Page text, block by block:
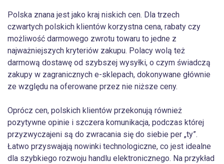
Polska znana jest jako kraj niskich cen. Dla trzech
czwartych polskich klientów korzystna cena, rabaty czy
możliwość darmowego zwrotu towaru to jedne z
najważniejszych kryteriów zakupu. Polacy wolą też
darmową dostawę od szybszej wysyłki, o czym świadczą
zakupy w zagranicznych e-sklepach, dokonywane głównie
ze względu na oferowane przez nie niższe ceny.
Oprócz cen, polskich klientów przekonują również
pozytywne opinie i szczera komunikacja, podczas której
przyzwyczajeni są do zwracania się do siebie per „ty”.
Łatwo przyswajają nowinki technologiczne, co jest idealne
dla szybkiego rozwoju handlu elektronicznego. Na przykład